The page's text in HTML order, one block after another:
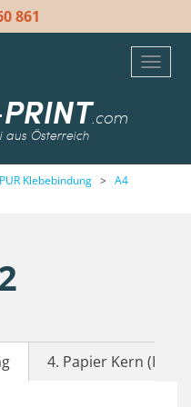
861
.com
aus Österreich
Klebebindung > A4
4. Papier Kern